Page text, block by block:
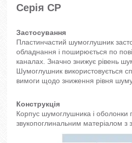
Серія СР
Застосування
Пластинчастий шумоглушник
обладнання і поширюється по
каналах. Значно знижує рівень
Шумоглушник використовується
вимоги щодо зниження рівня
Конструкція
Корпус шумоглушника і оболонки
звукопоглинальним матеріалом з